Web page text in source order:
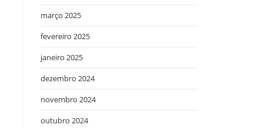
março 2025
fevereiro 2025
janeiro 2025
dezembro 2024
novembro 2024
outubro 2024